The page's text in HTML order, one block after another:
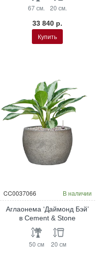
67 см. 20 см.
33 840 р.
Купить
CC0037066 В наличии
Аглаонема ‘Даймонд Бэй’
в Cement & Stone
50 см 20 см